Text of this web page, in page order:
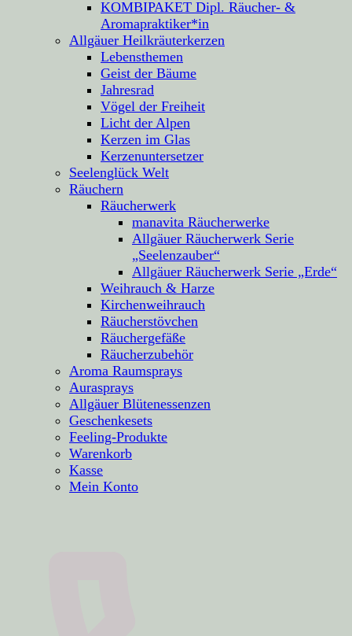
KOMBIPAKET Dipl. Räucher- &
Aromapraktiker*in
Allgäuer Heilkräuterkerzen
Lebensthemen
Geist der Bäume
Jahresrad
Vögel der Freiheit
Licht der Alpen
Kerzen im Glas
Kerzenuntersetzer
Seelenglück Welt
Räuchern
Räucherwerk
manavita Räucherwerke
Allgäuer Räucherwerk Serie
„Seelenzauber“
Allgäuer Räucherwerk Serie „Erde“
Weihrauch & Harze
Kirchenweihrauch
Räucherstövchen
Räuchergefäße
Räucherzubehör
Aroma Raumsprays
Aurasprays
Allgäuer Blütenessenzen
Geschenkesets
Feeling-Produkte
Warenkorb
Kasse
Mein Konto